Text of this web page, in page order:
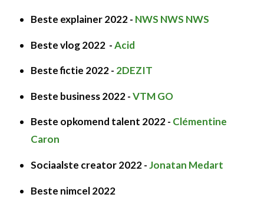
Beste explainer 2022 - NWS NWS NWS
Beste vlog 2022 -Acid
Beste fictie 2022 - 2DEZIT
Beste business 2022 -VTM GO
Beste opkomend talent 2022 - Clémentine
Caron
Sociaalste creator 2022 -Jonatan Medart
Beste nimcel 2022